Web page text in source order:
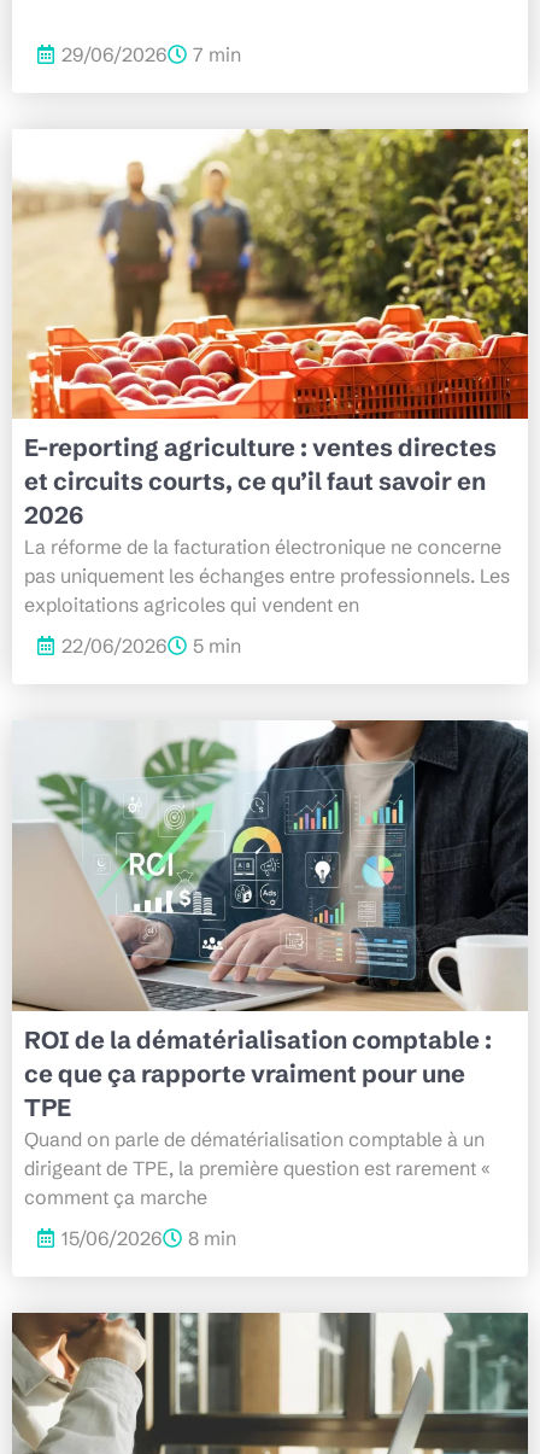
29/06/2026 7 min
E-reporting agriculture : ventes directes
et circuits courts, ce qu’il faut savoir en
2026
La réforme de la facturation électronique ne concerne
pas uniquement les échanges entre professionnels. Les
exploitations agricoles qui vendent en
22/06/2026
5 min
ROI de la dématérialisation comptable :
ce que ça rapporte vraiment pour une
TPE
Quand on parle de dématérialisation comptable à un
dirigeant de TPE, la première question est rarement «
comment ça marche
15/06/2026
8 min